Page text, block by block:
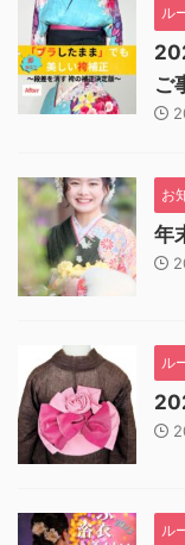
ル
ご
お
年
ル
ル